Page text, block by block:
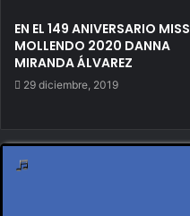
EN EL 149 ANIVERSARIO MISS
MOLLENDO 2020 DANNA
MIRANDA ÁLVAREZ
29 diciembre, 2019